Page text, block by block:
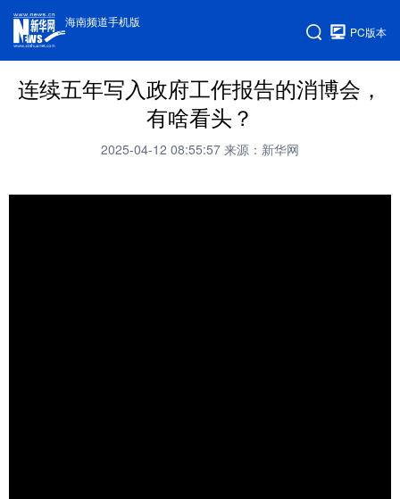
海南频道手机版
PC版本
连续五年写入政府工作报告的消博会，
有啥看头？
2025-04-12 08:55:57 来源：新华网